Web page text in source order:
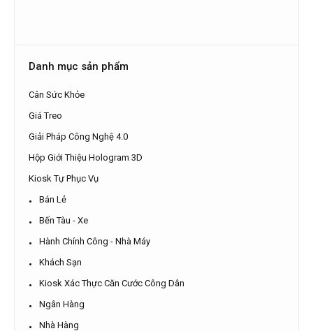
Danh mục sản phẩm
Cân Sức Khỏe
Giá Treo
Giải Pháp Công Nghệ 4.0
Hộp Giới Thiệu Hologram 3D
Kiosk Tự Phục Vụ
Bán Lẻ
Bến Tàu - Xe
Hành Chính Công - Nhà Máy
Khách Sạn
Kiosk Xác Thực Căn Cước Công Dân
Ngân Hàng
Nhà Hàng